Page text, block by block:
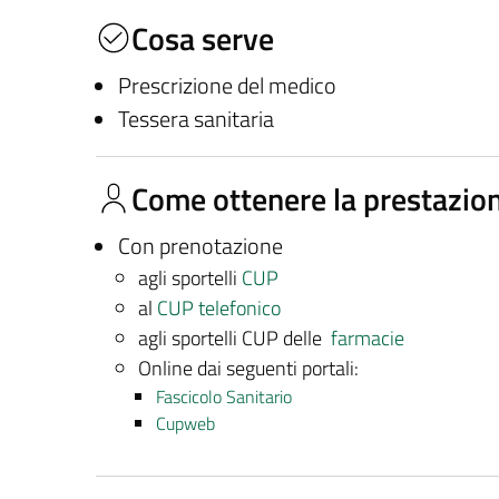
Cosa serve
Prescrizione del medico
Tessera sanitaria
Come ottenere la
Con prenotazione
agli sportelli CUP
al CUP telefonico
agli sportelli CUP delle farmacie
Online dai seguenti portali:
Fascicolo Sanitario
Cupweb